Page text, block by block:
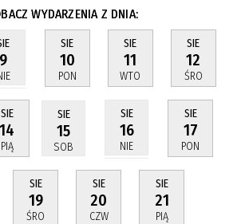
WYDARZENIA Z DNIA:
9
SIE
10
PON
SIE
11
WTO
SIE
12
ŚRO
SIE
14
PIĄ
SIE
15
SOB
SIE
16
NIE
SIE
17
PON
SIE
19
ŚRO
SIE
20
CZW
SIE
21
PIĄ